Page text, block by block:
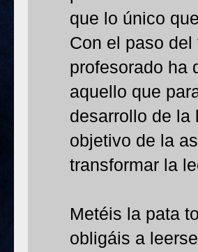
que lo único
Con el paso
profesorado ha
aquello que
desarrollo de la
objetivo de la
transformar la
Metéis la pata
obligáis a